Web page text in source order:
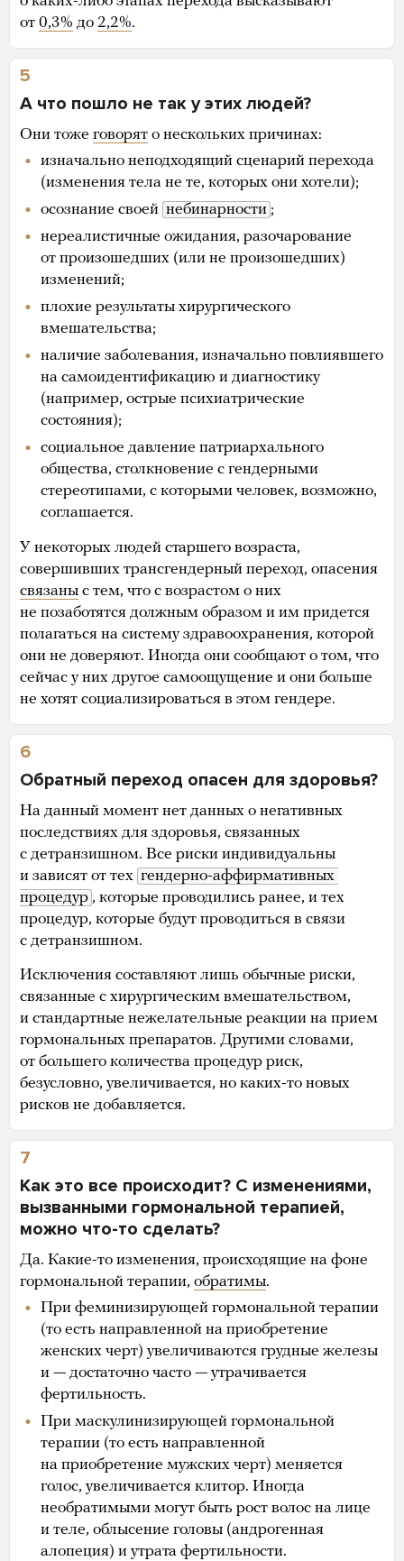
от 0,3% до 2,2%.
5
А что пошло не так у этих людей?
Они тоже говорят о нескольких причинах:
изначально неподходящий сценарий перехода
(изменения тела не те, которых они хотели);
осознание своей небинарности ;
нереалистичные ожидания, разочарование
от произошедших (или не произошедших)
изменений;
плохие результаты хирургического
вмешательства;
наличие заболевания, изначально повлиявшего
на самоидентификацию и диагностику
(например, острые психиатрические
состояния);
социальное давление патриархального
общества, столкновение с гендерными
стереотипами, с которыми человек, возможно,
соглашается.
У некоторых людей старшего возраста,
совершивших трансгендерный переход, опасения
связаны с тем, что с возрастом о них
не позаботятся должным образом и им придется
полагаться на систему здравоохранения, которой
они не доверяют. Иногда они сообщают о том, что
сейчас у них другое самоощущение и они больше
не хотят социализироваться в этом гендере.
6
Обратный переход опасен для здоровья?
На данный момент нет данных о негативных
последствиях для здоровья, связанных
с детранзишном. Все риски индивидуальны
и зависят от тех гендерно-аффирмативных
процедур , которые проводились ранее, и тех
процедур, которые будут проводиться в связи
с детранзишном.
Исключения составляют лишь обычные риски,
связанные с хирургическим вмешательством,
и стандартные нежелательные реакции на прием
гормональных препаратов. Другими словами,
от большего количества процедур риск,
безусловно, увеличивается, но каких-то новых
рисков не добавляется.
7
Как это все происходит? С изменениями,
вызванными гормональной терапией,
можно что-то сделать?
Да. Какие-то изменения, происходящие на фоне
гормональной терапии, обратимы.
При феминизирующей гормональной терапии
(то есть направленной на приобретение
женских черт) увеличиваются грудные железы
и — достаточно часто — утрачивается
фертильность.
При маскулинизирующей гормональной
терапии (то есть направленной
на приобретение мужских черт) меняется
голос, увеличивается клитор. Иногда
необратимыми могут быть рост волос на лице
и теле, облысение головы (андрогенная
алопеция) и утрата фертильности.